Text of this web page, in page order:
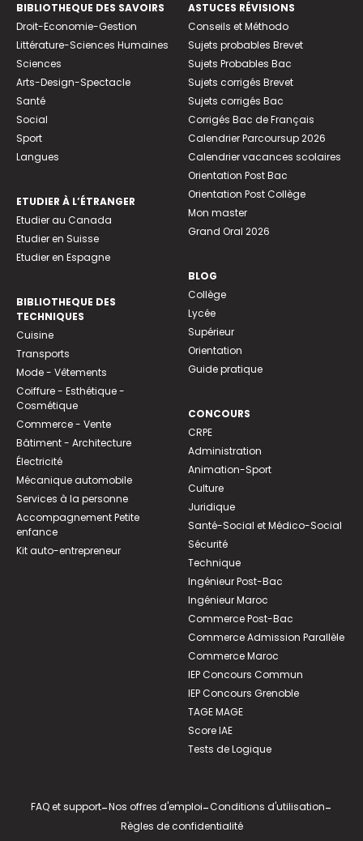
BIBLIOTHEQUE DES SAVOIRS
Droit-Economie-Gestion
Littérature-Sciences Humaines
Sciences
Arts-Design-Spectacle
Santé
Social
Sport
Langues
ETUDIER À L’ÉTRANGER
Etudier au Canada
Etudier en Suisse
Etudier en Espagne
BIBLIOTHEQUE DES
TECHNIQUES
Cuisine
Transports
Mode - Vêtements
Coiffure - Esthétique -
Cosmétique
Commerce - Vente
Bâtiment - Architecture
Électricité
Mécanique automobile
Services à la personne
Accompagnement Petite
enfance
Kit auto-entrepreneur
ASTUCES RÉVISIONS
Conseils et Méthodo
Sujets probables Brevet
Sujets Probables Bac
Sujets corrigés Brevet
Sujets corrigés Bac
Corrigés Bac de Français
Calendrier Parcoursup 2026
Calendrier vacances scolaires
Orientation Post Bac
Orientation Post Collège
Mon master
Grand Oral 2026
BLOG
Collège
Lycée
Supérieur
Orientation
Guide pratique
CONCOURS
CRPE
Administration
Animation-Sport
Culture
Juridique
Santé-Social et Médico-Social
Sécurité
Technique
Ingénieur Post-Bac
Ingénieur Maroc
Commerce Post-Bac
Commerce Admission Parallèle
Commerce Maroc
IEP Concours Commun
IEP Concours Grenoble
TAGE MAGE
Score IAE
Tests de Logique
FAQ et support-Nos offres d'emploi-Conditions d'utilisation-
Règles de confidentialité